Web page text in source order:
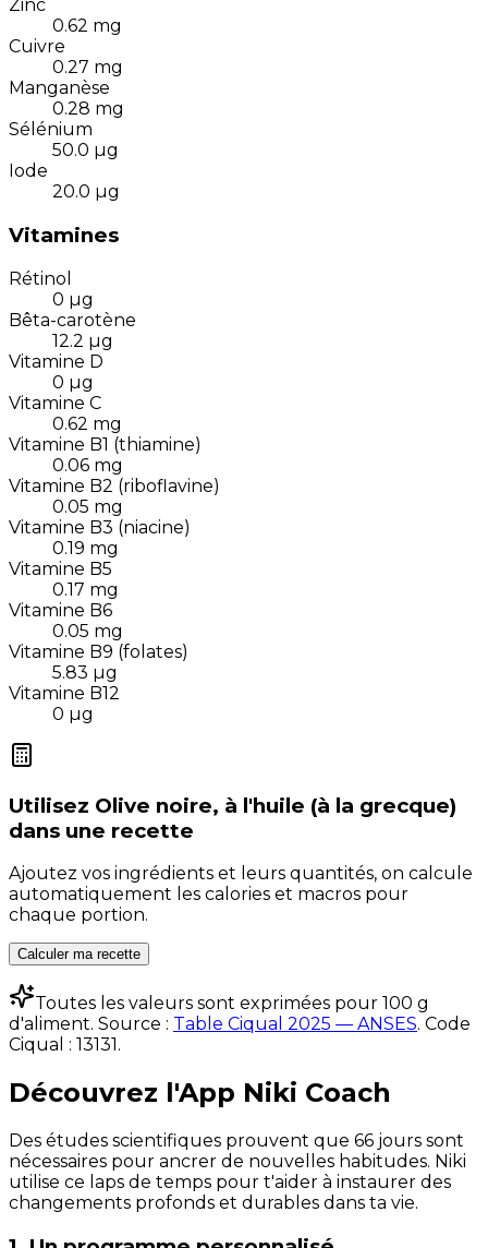
Zinc
0.62 mg
Cuivre
0.27 mg
Manganèse
0.28 mg
Sélénium
50.0 µg
Iode
20.0 µg
Vitamines
Rétinol
0 µg
Bêta-carotène
12.2 µg
Vitamine D
0 µg
Vitamine C
0.62 mg
Vitamine B1 (thiamine)
0.06 mg
Vitamine B2 (riboflavine)
0.05 mg
Vitamine B3 (niacine)
0.19 mg
Vitamine B5
0.17 mg
Vitamine B6
0.05 mg
Vitamine B9 (folates)
5.83 µg
Vitamine B12
0 µg
Utilisez Olive noire, à l'huile (à la grecque)
dans une recette
Ajoutez vos ingrédients et leurs quantités, on calcule
automatiquement les calories et macros pour
chaque portion.
Calculer ma recette
Toutes les valeurs sont exprimées pour 100 g
d'aliment. Source : Table Ciqual 2025 — ANSES. Code
Ciqual : 13131 .
Découvrez l'App Niki Coach
Des études scientifiques prouvent que 66 jours sont
nécessaires pour ancrer de nouvelles habitudes. Niki
utilise ce laps de temps pour t'aider à instaurer des
changements profonds et durables dans ta vie.